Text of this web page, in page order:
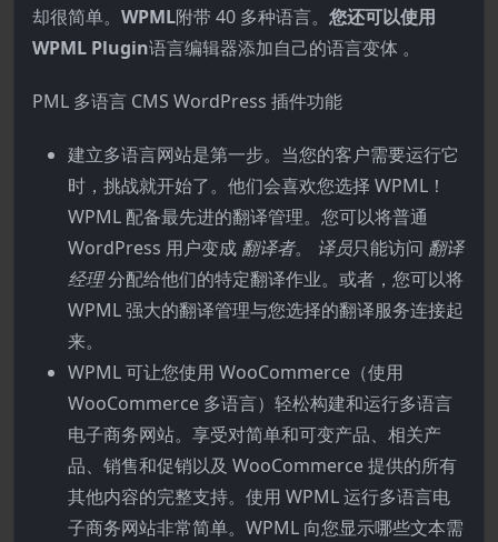
却很简单。 WPML附带 40 多种语言。 您还可以使用
WPML Plugin语言编辑器添加自己的语言变体 。
PML 多语言 CMS WordPress 插件功能
建立多语言网站是第一步。当您的客户需要运行它
时，挑战就开始了。他们会喜欢您选择 WPML！
WPML 配备最先进的翻译管理。您可以将普通
WordPress 用户变成 翻译者。 译员只能访问 翻译
经理分配给他们的特定翻译作业。或者，您可以将
WPML 强大的翻译管理与您选择的翻译服务连接起
来。
WPML 可让您使用 WooCommerce（使用
WooCommerce 多语言）轻松构建和运行多语言
电子商务网站。享受对简单和可变产品、相关产
品、销售和促销以及 WooCommerce 提供的所有
其他内容的完整支持。使用 WPML 运行多语言电
子商务网站非常简单。WPML 向您显示哪些文本需